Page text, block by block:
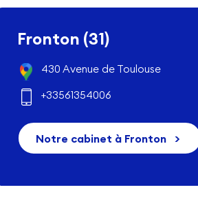
Fronton (31)
430 Avenue de Toulouse
+33561354006
Notre cabinet à Fronton >